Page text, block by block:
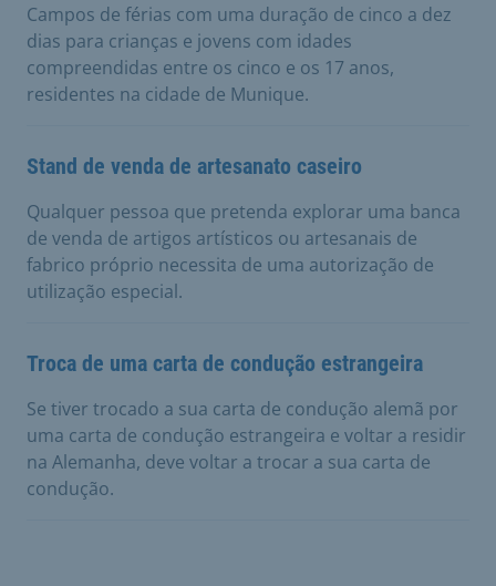
Campos de férias com uma duração de cinco a dez
dias para crianças e jovens com idades
compreendidas entre os cinco e os 17 anos,
residentes na cidade de Munique.
Stand de venda de artesanato caseiro
Qualquer pessoa que pretenda explorar uma banca
de venda de artigos artísticos ou artesanais de
fabrico próprio necessita de uma autorização de
utilização especial.
Troca de uma carta de condução estrangeira
Se tiver trocado a sua carta de condução alemã por
uma carta de condução estrangeira e voltar a residir
na Alemanha, deve voltar a trocar a sua carta de
condução.